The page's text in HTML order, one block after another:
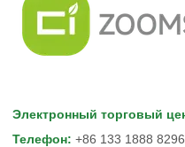
Электронный торговый
Телефон: +86 133 1888 8296